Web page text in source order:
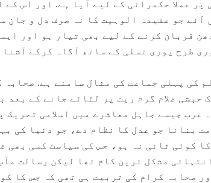
عملا حکمرانی کے لیے آیا ہے. اور اس کے
جو عقیدہ الوہیت کا نہ صرف دل و جان
قربان کرنے کے لیے بھی تیار ہو اور
طرح پوری تسلی کے ساتھ آگاہ کرکے آشنا
کی پہلی جماعت کی مثال سامنے ہے. صحابہ
غلام گرم ریت پر لٹائے جانے کے بعد
جیسے جاہل معاشرے میں اسلامی تحریک
بنانا جو عدل کا نظام دے، جو دنیا کی
کوئی ثانی نہ ہو، جس کی سیاست کسی بھی
مشکل ترین کام تھا لیکن رسالت
صحابہ کرام کی تربیت ہی تھی کہ جس کا